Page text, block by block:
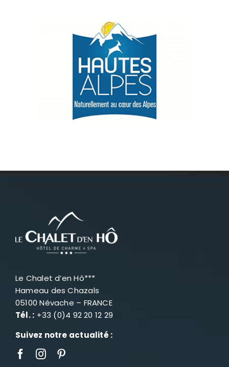
Le Chalet d’en Hô***
Hameau des Chazals
05100 Névache – FRANCE
Tél. : +33 (0)4 92 20 12 29
Suivez notre actualité :